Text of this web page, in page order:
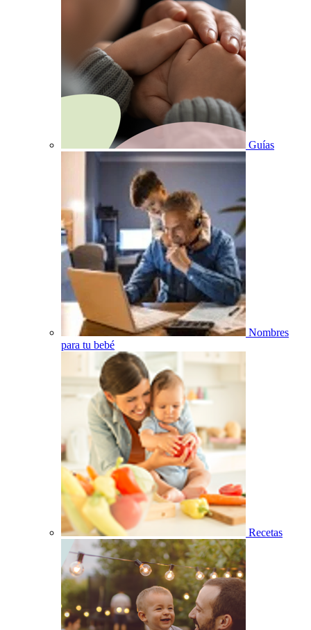
Guías
Nombres
para tu bebé
Recetas